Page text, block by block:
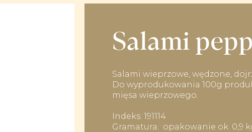
Salami
Salami wieprzowe, wędzone,
Do wyprodukowania 100g
mięsa wieprzowego.
Indeks: 191114
Gramatura: opakowanie ok. 0,9